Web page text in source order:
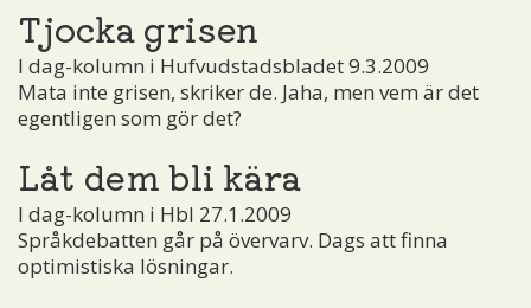
Tjocka grisen
I dag-kolumn i Hufvudstadsbladet 9.3.2009
Mata inte grisen, skriker de. Jaha, men vem är det
egentligen som gör det?
Låt dem bli kära
I dag-kolumn i Hbl 27.1.2009
Språkdebatten går på övervarv. Dags att finna
optimistiska lösningar.